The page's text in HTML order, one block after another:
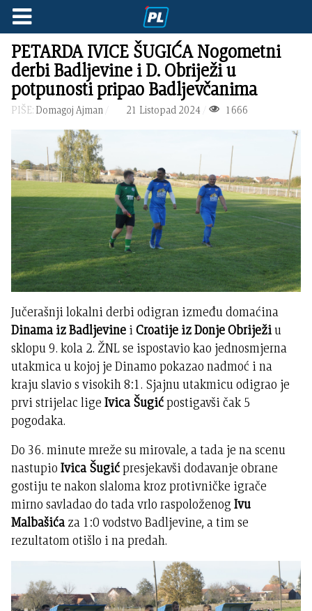
PETARDA IVICE ŠUGIĆA Nogometni
derbi Badljevine i D. Obriježi u
potpunosti pripao Badljevčanima
PIŠE: Domagoj Ajman 21 Listopad 2024 1666
Jučerašnji lokalni derbi odigran između domaćina
Dinama iz Badljevine iCroatije iz Donje Obriježiu
sklopu 9. kola 2. ŽNL se ispostavio kao jednosmjerna
utakmica u kojoj je Dinamo pokazao nadmoć i na
kraju slavio s visokih 8:1. Sjajnu utakmicu odigrao je
prvi strijelac ligeIvica Šugićpostigavši čak 5
pogodaka.
Do 36. minute mreže su mirovale, a tada je na scenu
nastupio Ivica Šugićpresjekavši dodavanje obrane
gostiju te nakon slaloma kroz protivničke igrače
mirno savladao do tada vrlo raspoloženog Ivu
Malbašićaza 1:0 vodstvo Badljevine, a tim se
rezultatom otišlo i na predah.